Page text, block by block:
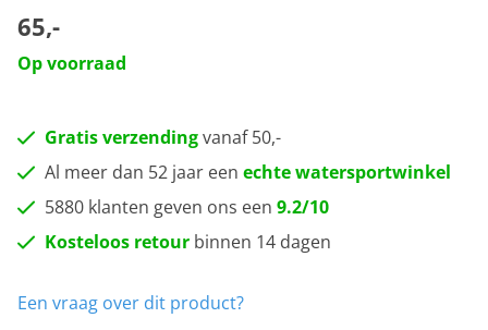
65,-
Op voorraad
Gratis verzendingvanaf 50,-
Al meer dan 52 jaar een echte watersportwinkel
5880 klanten geven ons een 9.2/10
Kosteloos retour binnen 14 dagen
Een vraag over dit product?